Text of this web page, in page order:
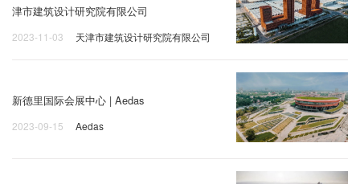
津市建筑设计研究院有限公司
2023-11-03 天津市建筑设计研究院有限公司
新德里国际会展中心 | Aedas
2023-09-15 Aedas